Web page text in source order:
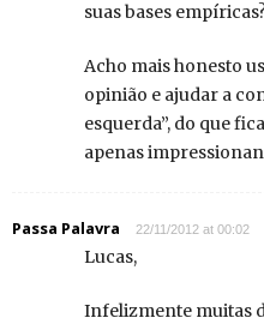
suas bases
Acho mais honesto
opinião e ajudar a
esquerda”, do que
apenas
Passa Palavra 22/11/2012 at 00:02
Lucas,
Infelizmente muitas